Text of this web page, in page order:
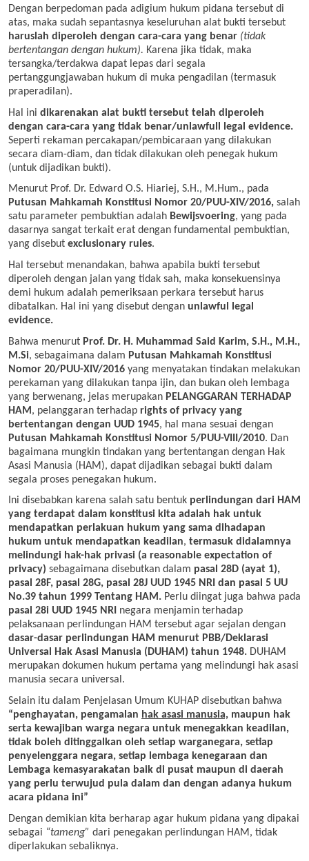
Dengan berpedoman pada adigium hukum pidana tersebut di
atas, maka sudah sepantasnya keseluruhan alat bukti tersebut
haruslah diperoleh dengan cara-cara yang benar (tidak
bertentangan dengan hukum). Karena jika tidak, maka
tersangka/terdakwa dapat lepas dari segala
pertanggungjawaban hukum di muka pengadilan (termasuk
praperadilan).
Hal ini dikarenakan alat bukti tersebut telah diperoleh
dengan cara-cara yang tidak benar/unlawfull legal evidence.
Seperti rekaman percakapan/pembicaraan yang dilakukan
secara diam-diam, dan tidak dilakukan oleh penegak hukum
(untuk dijadikan bukti).
Menurut Prof. Dr. Edward O.S. Hiariej, S.H., M.Hum., pada
Putusan Mahkamah Konstitusi Nomor 20/PUU-XIV/2016, salah
satu parameter pembuktian adalah Bewijsvoering, yang pada
dasarnya sangat terkait erat dengan fundamental pembuktian,
yang disebut exclusionary rules.
Hal tersebut menandakan, bahwa apabila bukti tersebut
diperoleh dengan jalan yang tidak sah, maka konsekuensinya
demi hukum adalah pemeriksaan perkara tersebut harus
dibatalkan. Hal ini yang disebut dengan unlawful legal
evidence.
Bahwa menurut Prof. Dr. H. Muhammad Said Karim, S.H., M.H.,
M.Si, sebagaimana dalam Putusan Mahkamah Konstitusi
Nomor 20/PUU-XIV/2016 yang menyatakan tindakan melakukan
perekaman yang dilakukan tanpa ijin, dan bukan oleh lembaga
yang berwenang, jelas merupakan PELANGGARAN TERHADAP
HAM , pelanggaran terhadap rights of privacy yang
bertentangan dengan UUD 1945, hal mana sesuai dengan
Putusan Mahkamah Konstitusi Nomor 5/PUU-VIII/2010. Dan
bagaimana mungkin tindakan yang bertentangan dengan Hak
Asasi Manusia (HAM), dapat dijadikan sebagai bukti dalam
segala proses penegakan hukum.
Ini disebabkan karena salah satu bentuk perlindungan dari HAM
yang terdapat dalam konstitusi kita adalah hak untuk
mendapatkan perlakuan hukum yang sama dihadapan
hukum untuk mendapatkan keadilan, termasuk didalamnya
melindungi hak-hak privasi (a reasonable expectation of
privacy) sebagaimana disebutkan dalam pasal 28D (ayat 1),
pasal 28F, pasal 28G, pasal 28J UUD 1945 NRI dan pasal 5 UU
No.39 tahun 1999 Tentang HAM. Perlu diingat juga bahwa pada
pasal 28i UUD 1945 NRI negara menjamin terhadap
pelaksanaan perlindungan HAM tersebut agar sejalan dengan
dasar-dasar perlindungan HAM menurut PBB/Deklarasi
Universal Hak Asasi Manusia (DUHAM) tahun 1948. DUHAM
merupakan dokumen hukum pertama yang melindungi hak asasi
manusia secara universal.
Selain itu dalam Penjelasan Umum KUHAP disebutkan bahwa
“penghayatan, pengamalan hak asasi manusia, maupun hak
serta kewajiban warga negara untuk menegakkan keadilan,
tidak boleh ditinggalkan oleh setiap warganegara, setiap
penyelenggara negara, setiap lembaga kenegaraan dan
Lembaga kemasyarakatan baik di pusat maupun di daerah
yang perlu terwujud pula dalam dan dengan adanya hukum
acara pidana ini”
Dengan demikian kita berharap agar hukum pidana yang dipakai
sebagai “tameng” dari penegakan perlindungan HAM, tidak
diperlakukan sebaliknya.